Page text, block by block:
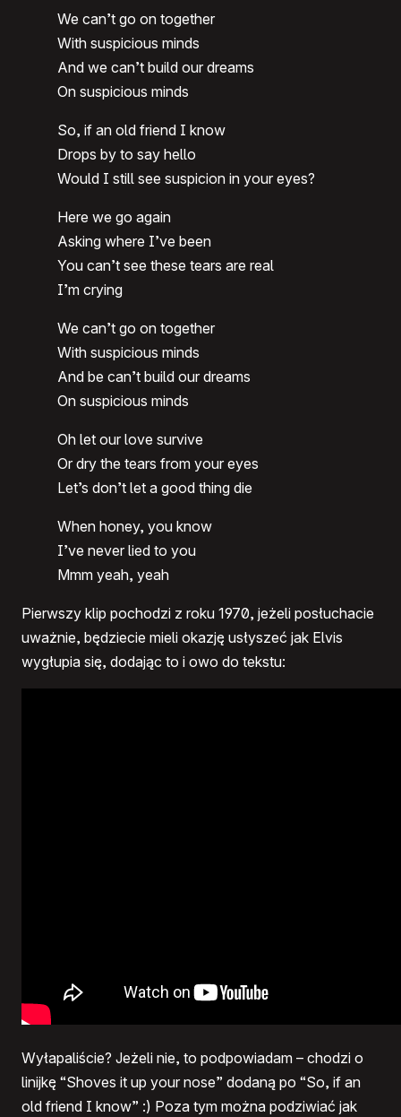
We can’t go on together
With suspicious minds
And we can’t build our dreams
On suspicious minds
So, if an old friend I know
Drops by to say hello
Would I still see suspicion in your eyes?
Here we go again
Asking where I’ve been
You can’t see these tears are real
I’m crying
We can’t go on together
With suspicious minds
And be can’t build our dreams
On suspicious minds
Oh let our love survive
Or dry the tears from your eyes
Let’s don’t let a good thing die
When honey, you know
I’ve never lied to you
Mmm yeah, yeah
Pierwszy klip pochodzi z roku 1970, jeżeli posłuchacie
uważnie, będziecie mieli okazję usłyszeć jak Elvis
wygłupia się, dodając to i owo do tekstu:
Wyłapaliście? Jeżeli nie, to podpowiadam – chodzi o
linijkę “Shoves it up your nose” dodaną po “So, if an
old friend I know” :) Poza tym można podziwiać jak